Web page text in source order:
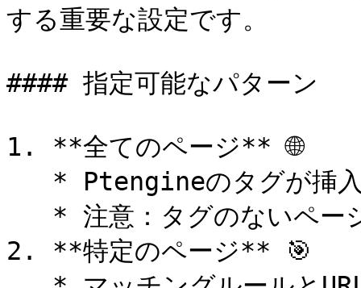
する重要な設定です。
#### 指定可能なパターン
1. **全てのページ** 🌐
2. **特定のページ** 🎯